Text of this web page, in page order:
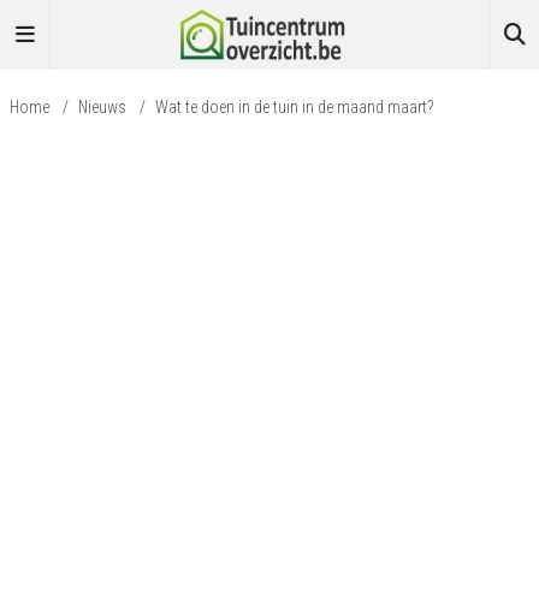
Home / Nieuws / Wat te doen in de tuin in de maand maart?